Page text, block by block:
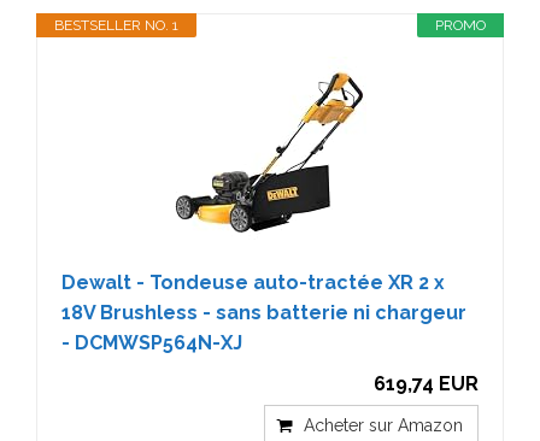
PROMO
BESTSELLER NO. 1
Dewalt - Tondeuse auto-tractée XR 2 x
18V Brushless - sans batterie ni chargeur
- DCMWSP564N-XJ
619,74 EUR
Acheter sur Amazon